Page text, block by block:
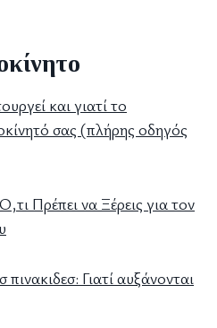
και γιατί το
σας (πλήρης οδηγός
Πρέπει να Ξέρεις για τον
Γιατί αυξάνονται